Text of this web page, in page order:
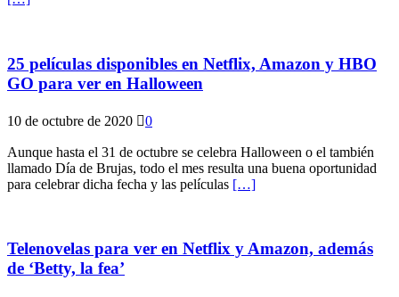
25 películas disponibles en Netflix, Amazon y HBO
GO para ver en Halloween
10 de octubre de 2020 0
Aunque hasta el 31 de octubre se celebra Halloween o el también
llamado Día de Brujas, todo el mes resulta una buena oportunidad
para celebrar dicha fecha y las películas […]
Telenovelas para ver en Netflix y Amazon, además
de ‘Betty, la fea’